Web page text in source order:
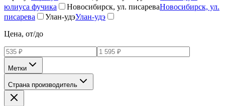
юлиуса фучика
Новосибирск, ул. писареваНовосибирск, ул.
писарева
Улан-удэУлан-удэ
Цена, от/до
Метки
Страна производитель